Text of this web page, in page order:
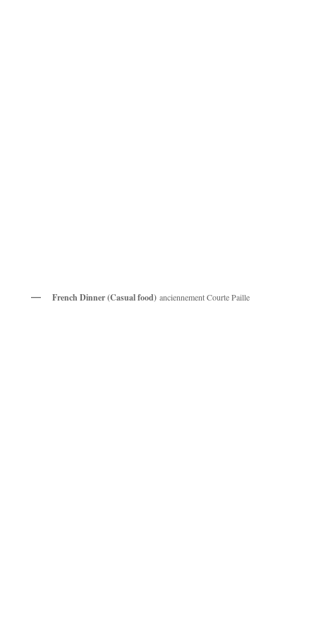
French Dinner (Casual food) anciennement Courte Paille